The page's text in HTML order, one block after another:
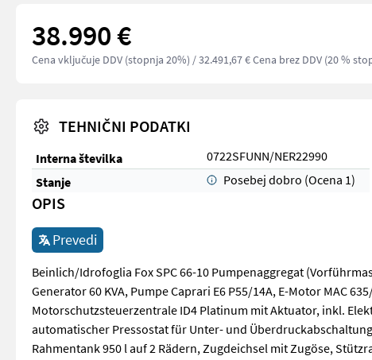
38.990 €
Cena vključuje DDV (stopnja 20%) / 32.491,67 € Cena brez DDV (20 %
TEHNIČNI PODATKI
Interna številka
0722SFUNN/NER22990
Stanje
Posebej dobro (Ocena 1)
OPIS
Prevedi
Beinlich/Idrofoglia Fox SPC 66-10 Pumpenaggregat
Generator 60 KVA, Pumpe Caprari E6 P55/14A, E-Motor MAC
Motorschutzsteuerzentrale ID4 Platinum mit Aktuator, inkl.
automatischer Pressostat für Unter- und
Rahmentank 950 l auf 2 Rädern, Zugdeichsel mit Zugöse,